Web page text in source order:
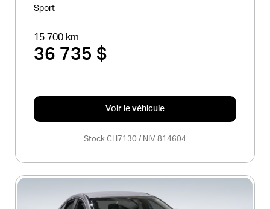
Sport
15 700 km
36 735 $
Voir le véhicule
Stock CH7130 / NIV 814604